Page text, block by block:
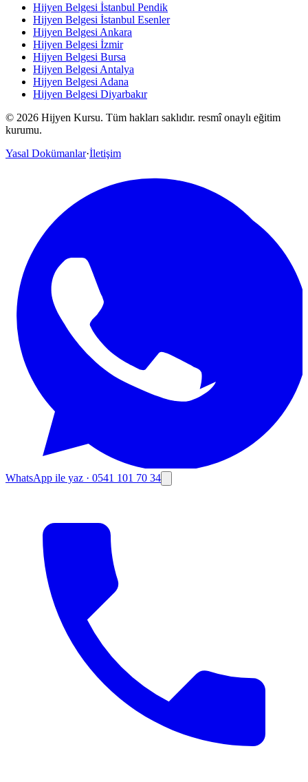
Hijyen Belgesi İstanbul Pendik
Hijyen Belgesi İstanbul Esenler
Hijyen Belgesi Ankara
Hijyen Belgesi İzmir
Hijyen Belgesi Bursa
Hijyen Belgesi Antalya
Hijyen Belgesi Adana
Hijyen Belgesi Diyarbakır
© 2026 Hijyen Kursu. Tüm hakları saklıdır. resmî onaylı eğitim
kurumu.
Yasal Dokümanlar·İletişim
WhatsApp ile yaz · 0541 101 70 34